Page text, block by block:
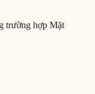
trường hợp Mặt